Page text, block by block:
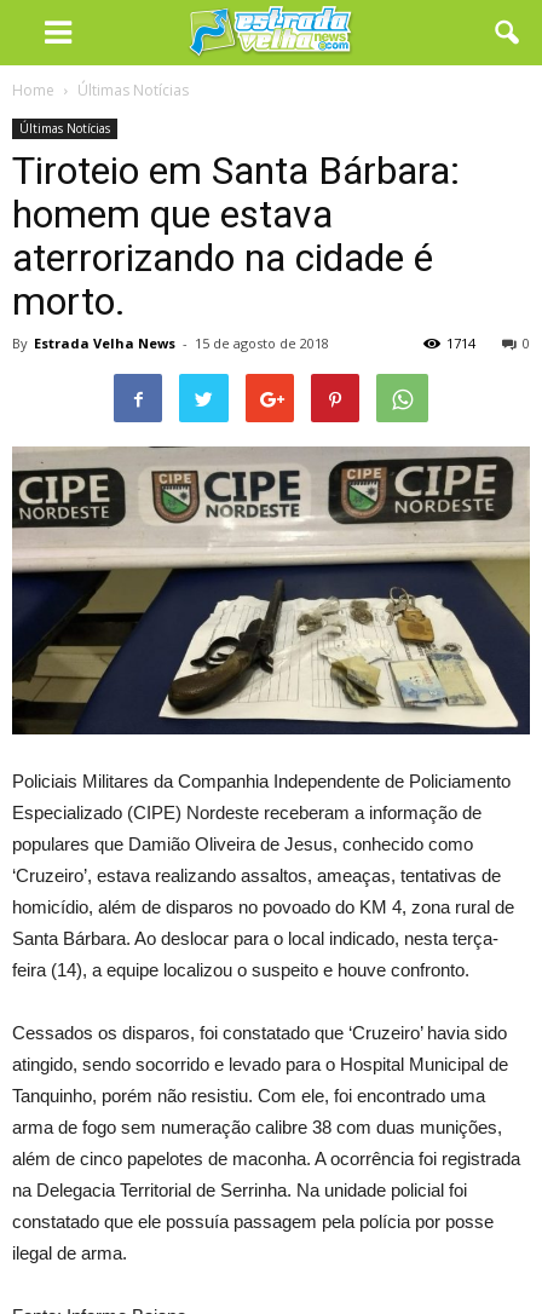
Home Últimas Notícias
Últimas Notícias
Tiroteio em Santa Bárbara:
homem que estava
aterrorizando na cidade é
morto.
By Estrada Velha News - 15 de agosto de 2018 0
1714
Policiais Militares da Companhia Independente de Policiamento
Especializado (CIPE) Nordeste receberam a informação de
populares que Damião Oliveira de Jesus, conhecido como
‘Cruzeiro’, estava realizando assaltos, ameaças, tentativas de
homicídio, além de disparos no povoado do KM 4, zona rural de
Santa Bárbara. Ao deslocar para o local indicado, nesta terça-
feira (14), a equipe localizou o suspeito e houve confronto.
Cessados os disparos, foi constatado que ‘Cruzeiro’ havia sido
atingido, sendo socorrido e levado para o Hospital Municipal de
Tanquinho, porém não resistiu. Com ele, foi encontrado uma
arma de fogo sem numeração calibre 38 com duas munições,
além de cinco papelotes de maconha. A ocorrência foi registrada
na Delegacia Territorial de Serrinha. Na unidade policial foi
constatado que ele possuía passagem pela polícia por posse
ilegal de arma.